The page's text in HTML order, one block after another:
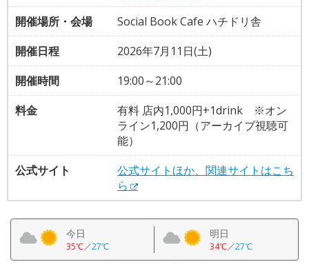
開催場所・会場
Social Book Cafe ハチドリ舎
開催日程
2026年7月11日(土)
開催時間
19:00～21:00
料金
有料 店内1,000円+1drink ※オン
ライン1,200円（アーカイブ視聴可
能）
公式サイト
公式サイトほか、関連サイトはこち
ら
今日
35℃／27℃
明日
34℃／27℃